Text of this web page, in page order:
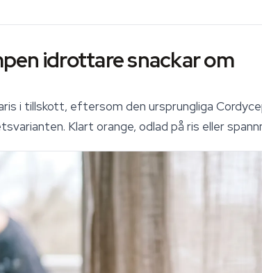
idrottare snackar om
i tillskott, eftersom den ursprungliga
Klart orange, odlad på ris eller